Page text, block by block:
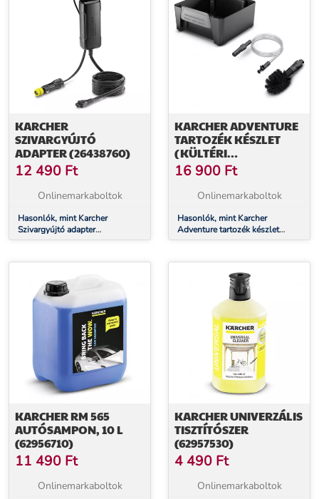
KARCHER
SZIVARGYÚJTÓ
ADAPTER (26438760)
12 490 Ft
Onlinemarkaboltok
Hasonlók, mint Karcher
Szivargyújtó adapter
(26438760)
KARCHER ADVENTURE
TARTOZÉK KÉSZLET
(KÜLTÉRI
FELSZERELÉSEK
TISZTÍTÁSÁHOZ)
(26438570)
16 900 Ft
Onlinemarkaboltok
Hasonlók, mint Karcher
Adventure tartozék készlet
(Kültéri felszerelések
KARCHER RM 565
AUTÓSAMPON, 10 L
(62956710)
11 490 Ft
Onlinemarkaboltok
KARCHER UNIVERZÁLIS
TISZTÍTÓSZER
(62957530)
4 490 Ft
Onlinemarkaboltok